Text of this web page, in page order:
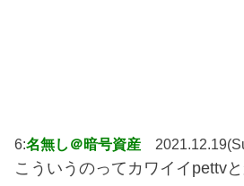
6:名無し＠暗号資産
こういうのってカワイイpettv